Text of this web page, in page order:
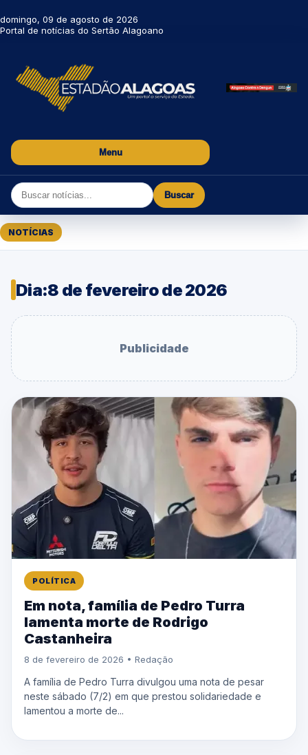
domingo, 09 de agosto de 2026
Portal de notícias do Sertão Alagoano
Menu
Buscar
NOTÍCIAS
Dia:8 de fevereiro de 2026
Publicidade
POLÍTICA
Em nota, família de Pedro Turra
lamenta morte de Rodrigo
Castanheira
8 de fevereiro de 2026 • Redação
A família de Pedro Turra divulgou uma nota de pesar
neste sábado (7/2) em que prestou solidariedade e
lamentou a morte de...